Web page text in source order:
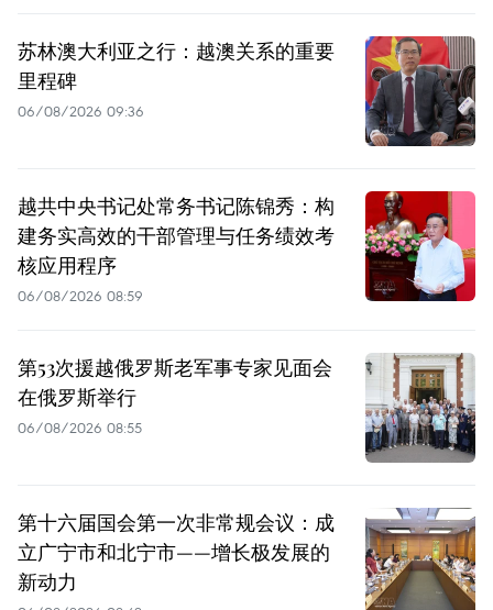
苏林澳大利亚之行：越澳关系的重要
里程碑
06/08/2026 09:36
越共中央书记处常务书记陈锦秀：构
建务实高效的干部管理与任务绩效考
核应用程序
06/08/2026 08:59
第53次援越俄罗斯老军事专家见面会
在俄罗斯举行
06/08/2026 08:55
第十六届国会第一次非常规会议：成
立广宁市和北宁市——增长极发展的
新动力